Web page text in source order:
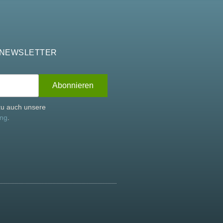
auch unsere